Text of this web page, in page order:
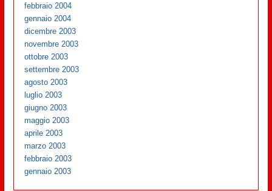
febbraio 2004
gennaio 2004
dicembre 2003
novembre 2003
ottobre 2003
settembre 2003
agosto 2003
luglio 2003
giugno 2003
maggio 2003
aprile 2003
marzo 2003
febbraio 2003
gennaio 2003